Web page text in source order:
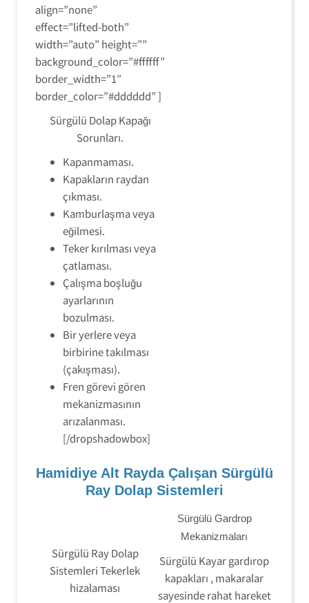
align=”none”
effect=”lifted-both”
width=”auto” height=””
background_color=”#ffffff”
border_width=”1″
border_color=”#dddddd” ]
Sürgülü Dolap Kapağı
Sorunları.
Kapanmaması.
Kapakların raydan
çıkması.
Kamburlaşma veya
eğilmesi.
Teker kırılması veya
çatlaması.
Çalışma boşluğu
ayarlarının
bozulması.
Bir yerlere veya
birbirine takılması
(çakışması).
Fren görevi gören
mekanizmasının
arızalanması.
[/dropshadowbox]
Hamidiye Alt Rayda Çalışan Sürgülü
Ray Dolap Sistemleri
Sürgülü Ray Dolap
Sistemleri Tekerlek
hizalaması
Sürgülü Gardrop
Mekanizmaları
Sürgülü Kayar gardırop
kapakları , makaralar
sayesinde rahat hareket